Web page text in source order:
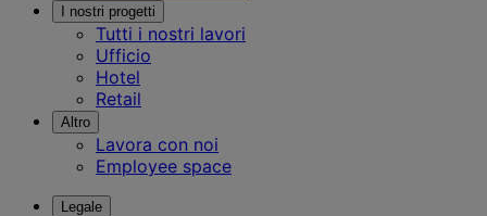
I nostri progetti
Tutti i nostri lavori
Ufficio
Hotel
Retail
Altro
Lavora con noi
Employee space
Legale